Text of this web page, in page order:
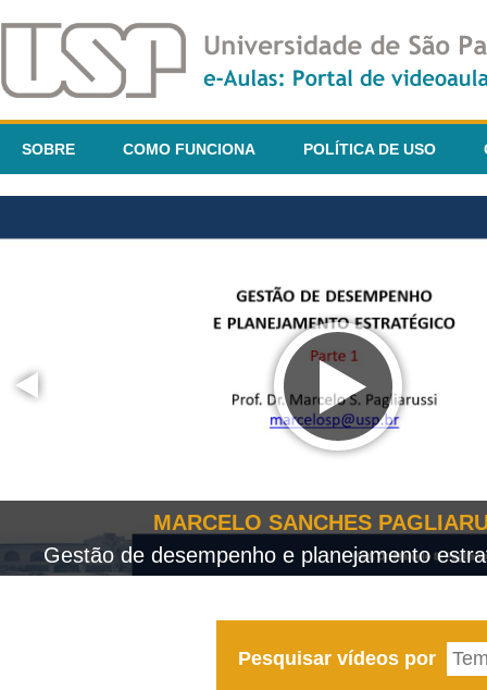
SOBRE COMO FUNCIONA POLÍTICA DE USO
MARCELO SANCHES
Gestão de desempenho e planejamento
Pesquisar vídeos por